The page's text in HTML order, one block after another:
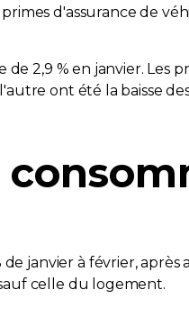
d'assurance de
2,9 % en janvier. Les
ont été la baisse
janvier à février, après
celle du logement.